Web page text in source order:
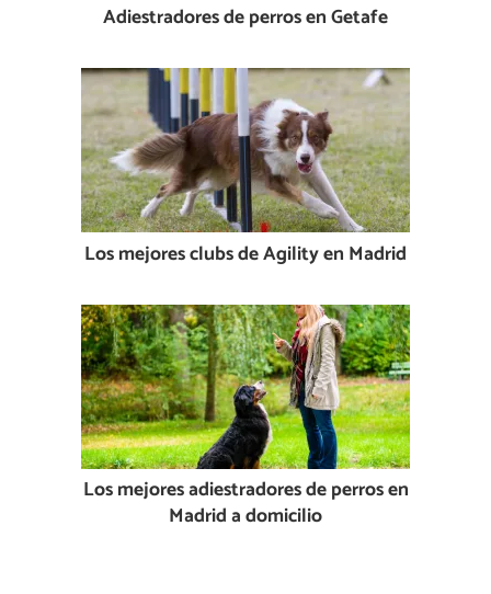
Adiestradores de perros en Getafe
Los mejores clubs de Agility en Madrid
Los mejores adiestradores de perros en
Madrid a domicilio